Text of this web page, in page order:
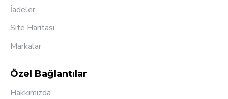
İadeler
Site Haritası
Markalar
Özel Bağlantılar
Hakkımızda